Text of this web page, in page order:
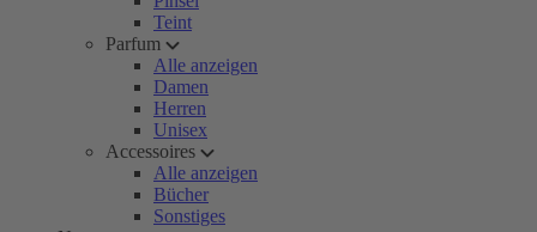
Teint
Parfum
Alle anzeigen
Damen
Herren
Unisex
Accessoires
Alle anzeigen
Bücher
Sonstiges